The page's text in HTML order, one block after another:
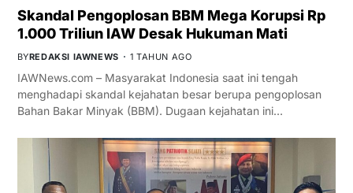
Skandal Pengoplosan BBM Mega Korupsi Rp
1.000 Triliun IAW Desak Hukuman Mati
BYREDAKSI IAWNEWS 1 TAHUN AGO
IAWNews.com – Masyarakat Indonesia saat ini tengah
menghadapi skandal kejahatan besar berupa pengoplosan
Bahan Bakar Minyak (BBM). Dugaan kejahatan ini…